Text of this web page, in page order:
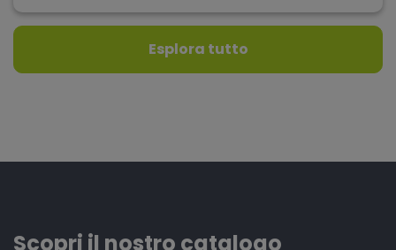
Esplora tutto
Scopri il nostro catalogo